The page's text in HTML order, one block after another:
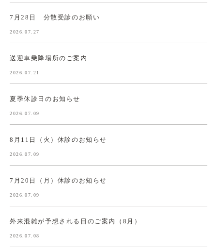
7月28日 分散受診のお願い
2026.07.27
送迎車乗降場所のご案内
2026.07.21
夏季休診日のお知らせ
2026.07.09
8月11日（火）休診のお知らせ
2026.07.09
7月20日（月）休診のお知らせ
2026.07.09
外来混雑が予想される日のご案内（8月）
2026.07.08